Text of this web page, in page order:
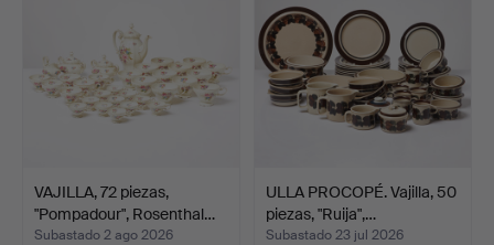
VAJILLA, 72 piezas,
"Pompadour", Rosenthal…
Subastado 2 ago 2026
ULLA PROCOPÉ. Vajilla, 50
piezas, "Ruija",…
Subastado 23 jul 2026